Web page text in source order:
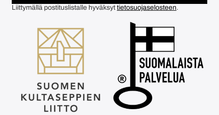
Liittymällä postituslistalle hyväksyt tietosuojaselosteen.